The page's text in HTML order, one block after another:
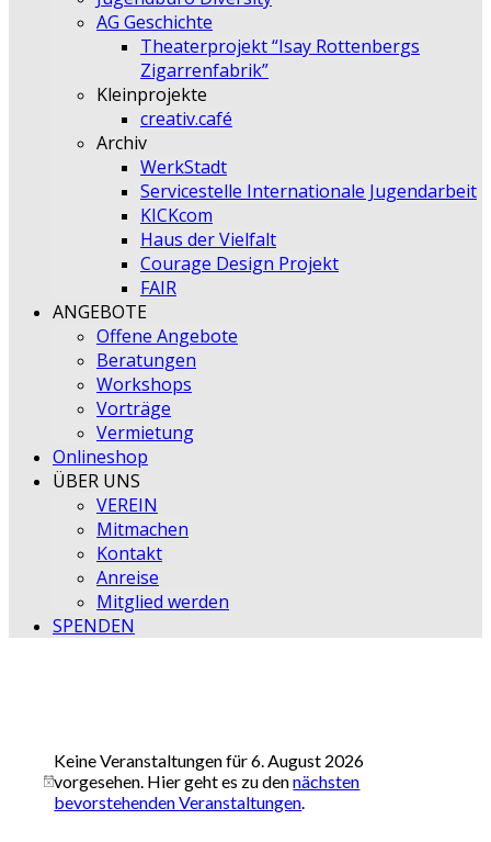
AG Geschichte
Theaterprojekt “Isay Rottenbergs
Zigarrenfabrik”
Kleinprojekte
creativ.café
Archiv
WerkStadt
Servicestelle Internationale Jugendarbeit
KICKcom
Haus der Vielfalt
Courage Design Projekt
FAIR
ANGEBOTE
Offene Angebote
Beratungen
Workshops
Vorträge
Vermietung
Onlineshop
ÜBER UNS
VEREIN
Mitmachen
Kontakt
Anreise
Mitglied werden
SPENDEN
Hinweis
Keine Veranstaltungen für 6. August 2026
vorgesehen. Hier geht es zu dennächsten
bevorstehenden Veranstaltungen.